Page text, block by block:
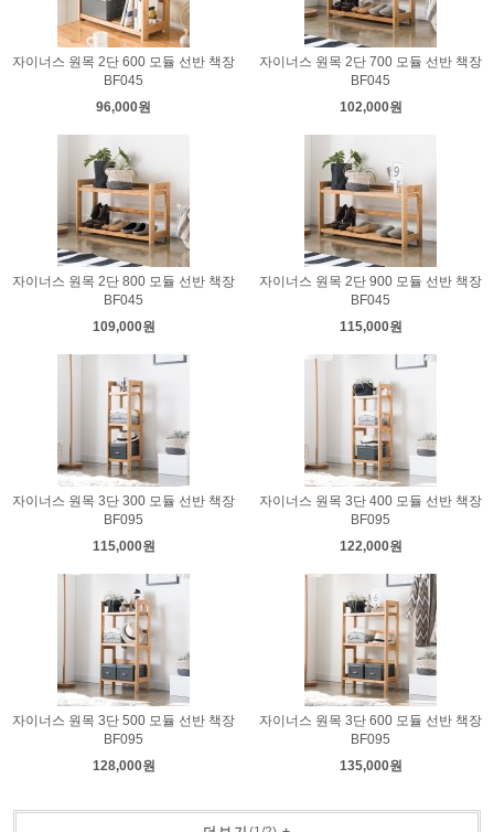
자이너스 원목 2단 600 모듈 선반 책장
BF045
96,000원
자이너스 원목 2단 700 모듈 선반 책장
BF045
102,000원
자이너스 원목 2단 800 모듈 선반 책장
BF045
109,000원
자이너스 원목 2단 900 모듈 선반 책장
BF045
115,000원
자이너스 원목 3단 300 모듈 선반 책장
BF095
115,000원
자이너스 원목 3단 400 모듈 선반 책장
BF095
122,000원
자이너스 원목 3단 500 모듈 선반 책장
BF095
128,000원
자이너스 원목 3단 600 모듈 선반 책장
BF095
135,000원